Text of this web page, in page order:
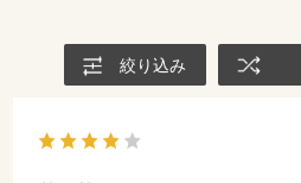
絞り込み